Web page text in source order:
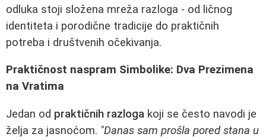
odluka stoji složena mreža razloga - od ličnog
identiteta i porodične tradicije do praktičnih
potreba i društvenih očekivanja.
Praktičnost naspram Simbolike: Dva Prezimena
na Vratima
Jedan od praktičnih razloga koji se često navodi je
želja za jasnoćom. "Danas sam prošla pored stana u